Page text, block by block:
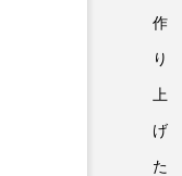
作
り
上
げ
た